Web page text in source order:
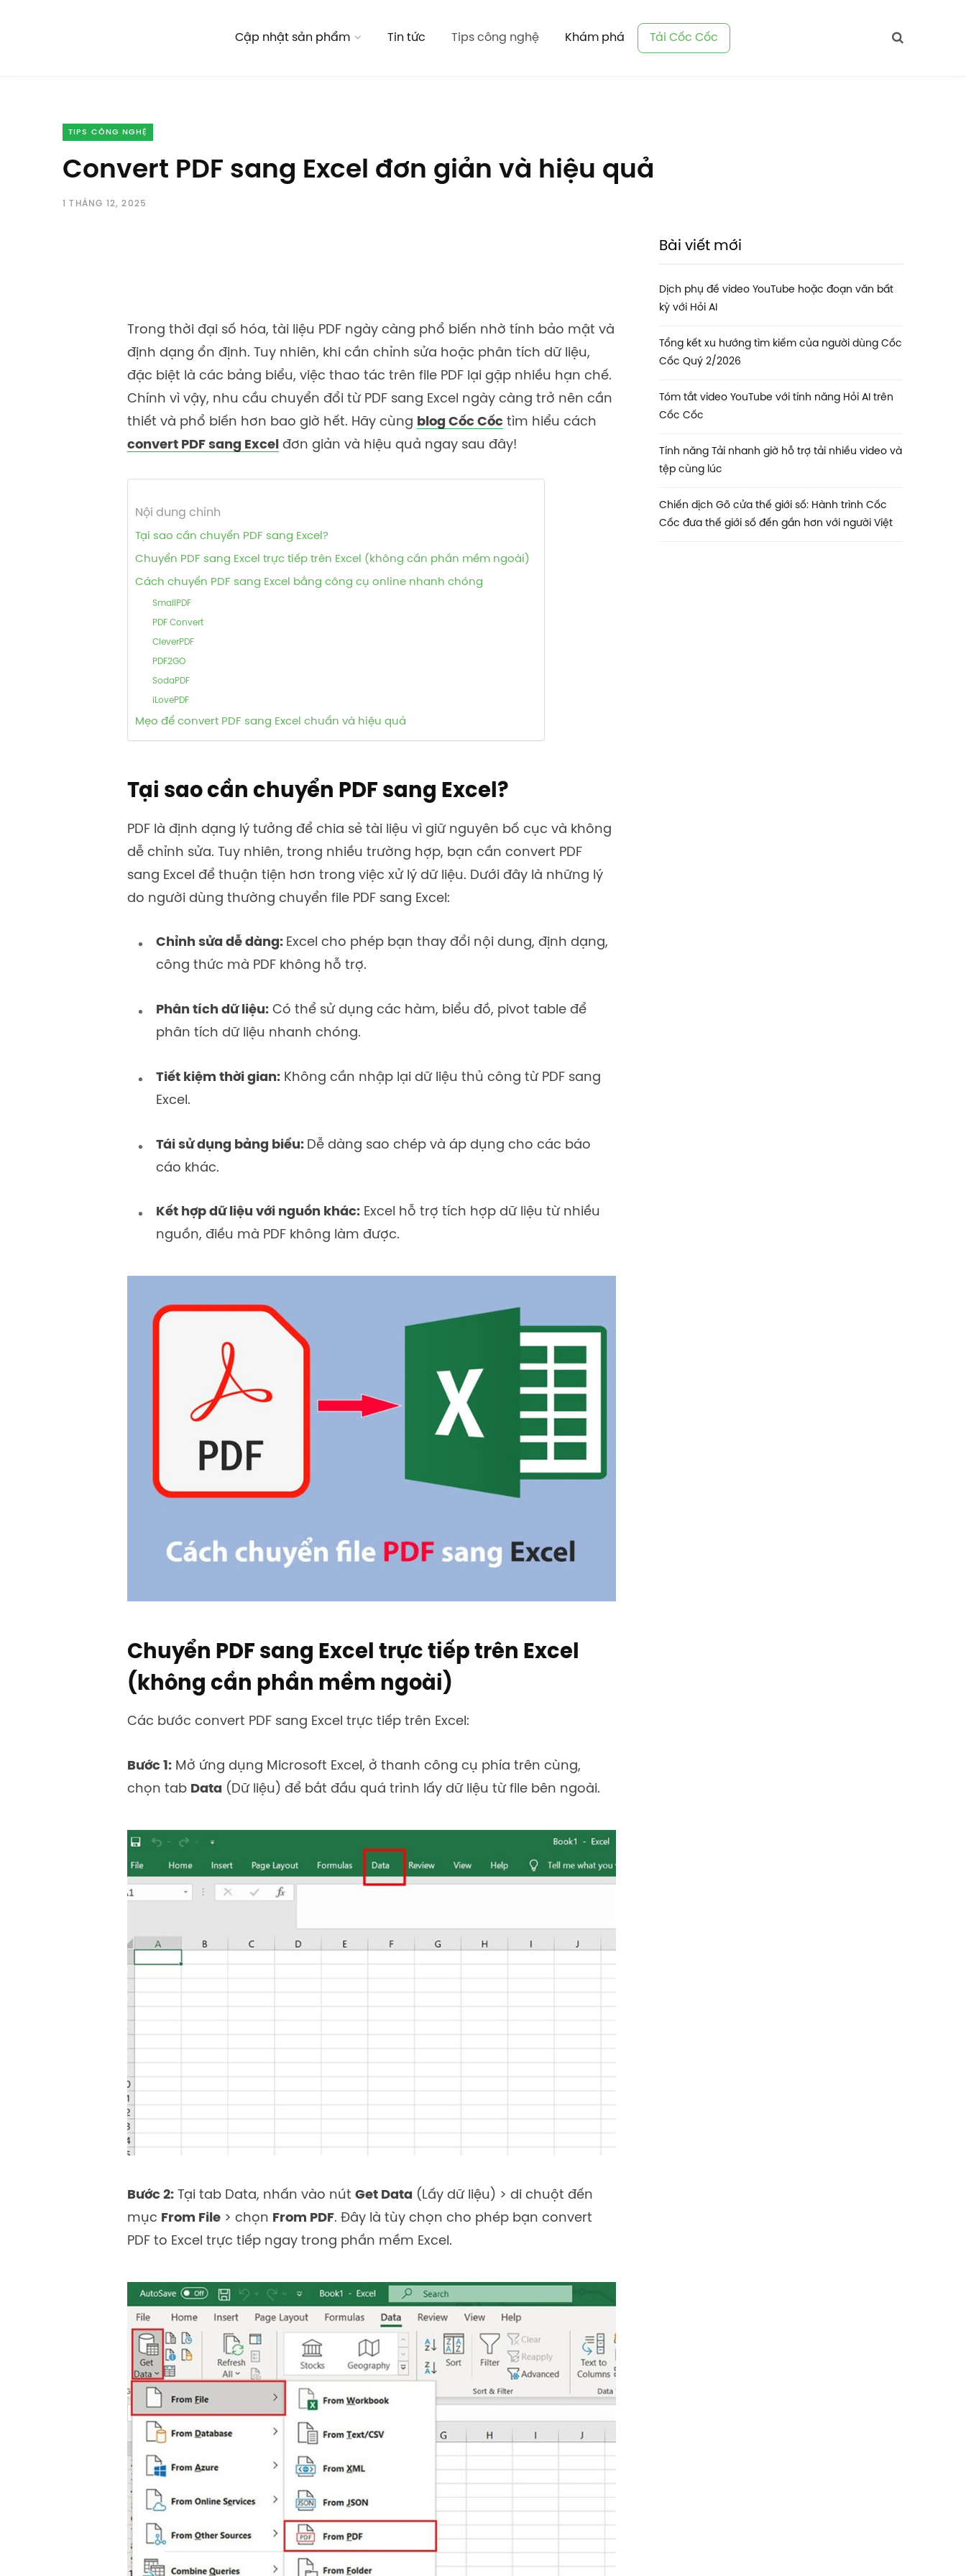
Cập nhật sản phẩm Tin tức Tips công nghệ Khám phá Tải Cốc Cốc
TIPS CÔNG NGHỆ
Convert PDF sang Excel đơn giản và hiệu quả
1 THÁNG 12, 2025
Trong thời đại số hóa, tài liệu PDF ngày càng phổ biến nhờ tính bảo mật và
định dạng ổn định. Tuy nhiên, khi cần chỉnh sửa hoặc phân tích dữ liệu,
đặc biệt là các bảng biểu, việc thao tác trên file PDF lại gặp nhiều hạn chế.
Chính vì vậy, nhu cầu chuyển đổi từ PDF sang Excel ngày càng trở nên cần
thiết và phổ biến hơn bao giờ hết. Hãy cùng blog Cốc Cốc tìm hiểu cách
convert PDF sang Excel đơn giản và hiệu quả ngay sau đây!
Nội dung chính
Tại sao cần chuyển PDF sang Excel?
Chuyển PDF sang Excel trực tiếp trên Excel (không cần phần mềm ngoài)
Cách chuyển PDF sang Excel bằng công cụ online nhanh chóng
SmallPDF
PDF Convert
CleverPDF
PDF2GO
SodaPDF
iLovePDF
Mẹo để convert PDF sang Excel chuẩn và hiệu quả
Tại sao cần chuyển PDF sang Excel?
PDF là định dạng lý tưởng để chia sẻ tài liệu vì giữ nguyên bố cục và không
dễ chỉnh sửa. Tuy nhiên, trong nhiều trường hợp, bạn cần convert PDF
sang Excel để thuận tiện hơn trong việc xử lý dữ liệu. Dưới đây là những lý
do người dùng thường chuyển file PDF sang Excel:
Chỉnh sửa dễ dàng: Excel cho phép bạn thay đổi nội dung, định dạng,
công thức mà PDF không hỗ trợ.
Phân tích dữ liệu: Có thể sử dụng các hàm, biểu đồ, pivot table để
phân tích dữ liệu nhanh chóng.
Tiết kiệm thời gian: Không cần nhập lại dữ liệu thủ công từ PDF sang
Excel.
Tái sử dụng bảng biểu: Dễ dàng sao chép và áp dụng cho các báo
cáo khác.
Kết hợp dữ liệu với nguồn khác: Excel hỗ trợ tích hợp dữ liệu từ nhiều
nguồn, điều mà PDF không làm được.
Chuyển PDF sang Excel trực tiếp trên Excel
(không cần phần mềm ngoài)
Các bước convert PDF sang Excel trực tiếp trên Excel:
Bước 1: Mở ứng dụng Microsoft Excel, ở thanh công cụ phía trên cùng,
chọn tab Data (Dữ liệu) để bắt đầu quá trình lấy dữ liệu từ file bên ngoài.
Bước 2: Tại tab Data, nhấn vào nút Get Data (Lấy dữ liệu) > di chuột đến
mục From File > chọn From PDF. Đây là tùy chọn cho phép bạn convert
PDF to Excel trực tiếp ngay trong phần mềm Excel.
Bài viết mới
Dịch phụ đề video YouTube hoặc đoạn văn bất
kỳ với Hỏi AI
Tổng kết xu hướng tìm kiếm của người dùng Cốc
Cốc Quý 2/2026
Tóm tắt video YouTube với tính năng Hỏi AI trên
Cốc Cốc
Tính năng Tải nhanh giờ hỗ trợ tải nhiều video và
tệp cùng lúc
Chiến dịch Gõ cửa thế giới số: Hành trình Cốc
Cốc đưa thế giới số đến gần hơn với người Việt